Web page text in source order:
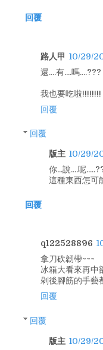
回覆
路人甲 10/29/
還....有....嗎....???
我也要吃啦!!!!!!!!
回覆
回覆
版主 10/29/
你...說....呢
這種東西怎可
回覆
q122528896
拿刀砍韌帶~~~
冰箱大看來再中
剁後腳筋的手藝
回覆
回覆
版主 10/29/